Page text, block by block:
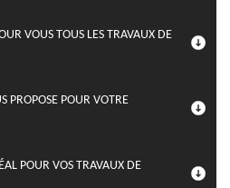
VOUS TOUS LES TRAVAUX DE
PROPOSE POUR VOTRE
POUR VOS TRAVAUX DE